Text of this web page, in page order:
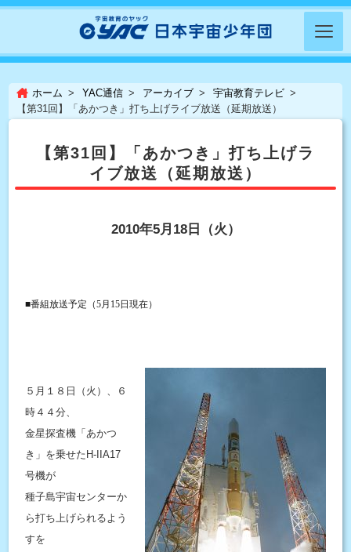
ホーム YAC通信 アーカイブ
宇宙教育テレビ
【第31回】「あかつき」打ち上げライブ放送（延期放送）
【第31回】「あかつき」打ち上げラ
イブ放送（延期放送）
2010年5月18日（火）
■番組放送予定（5月15日現在）
５月１８日（火）、６
時４４分、
金星探査機「あかつ
き」を乗せたH-IIA17
号機が
種子島宇宙センターか
ら打ち上げられるよう
すを